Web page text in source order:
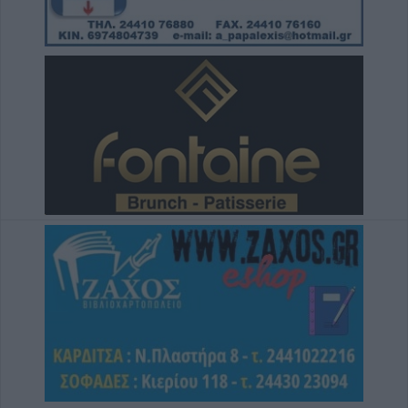
ένας μοναδικός χώρος αναψυχής στο
υψηλότερο χωριό της Θεσσαλίας, το Στεφάνι
Κων. Λαμπρόπουλος: Με άδεια κατάληψης
κοινόχρηστων χώρων η συντριπτική
πλειοψηφία των καταστημάτων
8 Αυγούστου 2026, 10:29
Παράταση απαγόρευση θήρας σε
συγκεκριμένες εκτάσεις του Δήμου
Μουζακίου
8 Αυγούστου 2026, 09:29
Το Σάββατο 8 Αυγούστου η κηδεία του
Λεωνίδα Μητρίτσα
e-ΕΦΚΑ και ΔΥΠΑ: 56,7 εκατ. ευρώ σε
58.370 δικαιούχους από 10 έως 14
Αυγούστου